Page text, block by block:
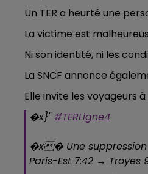
7h00 - 11h00
BEST OF
Un TER a heurté une
La victime est
Ni son identité, ni les
La SNCF annonce
Elle invite les voyageurs
�x}"️#TERLigne4
�x� Une suppression
Paris-Est 7:42 → Troyes